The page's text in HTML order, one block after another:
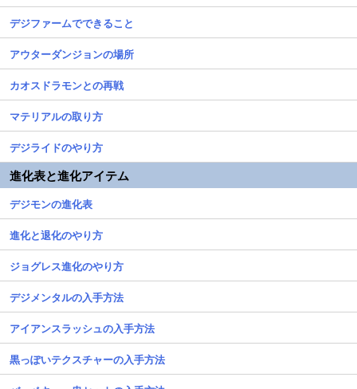
デジファームでできること
アウターダンジョンの場所
カオスドラモンとの再戦
マテリアルの取り方
デジライドのやり方
進化表と進化アイテム
デジモンの進化表
進化と退化のやり方
ジョグレス進化のやり方
デジメンタルの入手方法
アイアンスラッシュの入手方法
黒っぽいテクスチャーの入手方法